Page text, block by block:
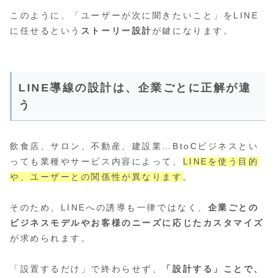
このように、「ユーザーが次に聞きたいこと」をLINE
に任せるという ストーリー設計 が鍵になります。
LINE導線の設計は、企業ごとに正解が違
う
飲食店、サロン、不動産、建設業…BtoCビジネスとい
っても業種やサービス内容によって、 LINEを使う目的
や、ユーザーとの関係性が異なります 。
そのため、LINEへの誘導も一律ではなく、 企業ごとの
ビジネスモデルやお客様のニーズに応じたカスタマイズ
が求められます。
「設置するだけ」で終わらせず、
「設計する」ことで、